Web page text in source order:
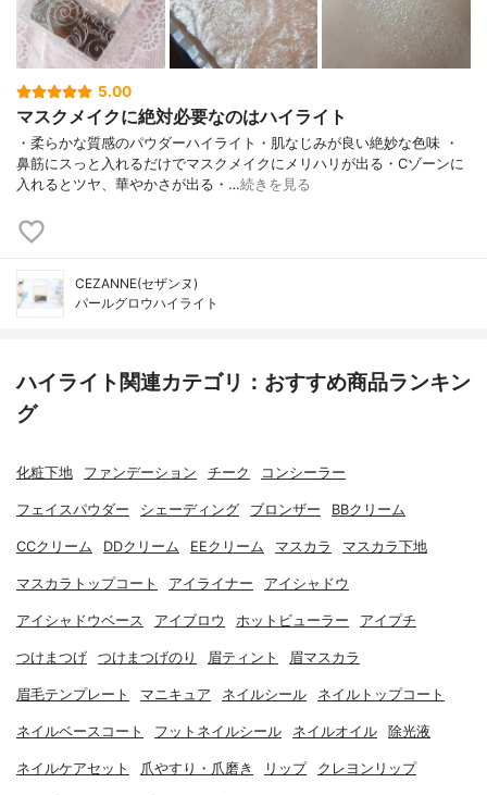
5.00
マスクメイクに絶対必要なのはハイライト
・柔らかな質感のパウダーハイライト・肌なじみが良い絶妙な色味 ・
鼻筋にスっと入れるだけでマスクメイクにメリハリが出る・Cゾーンに
入れるとツヤ、華やかさが出る・…続きを見る
CEZANNE(セザンヌ)
パールグロウハイライト
ハイライト関連カテゴリ：おすすめ商品ランキン
グ
化粧下地 ファンデーション チーク コンシーラー
フェイスパウダー シェーディング ブロンザー BBクリーム
CCクリーム DDクリーム EEクリーム マスカラ マスカラ下地
マスカラトップコート アイライナー アイシャドウ
アイシャドウベース アイブロウ ホットビューラー アイプチ
つけまつげ つけまつげのり 眉ティント 眉マスカラ
眉毛テンプレート マニキュア ネイルシール ネイルトップコート
ネイルベースコート フットネイルシール ネイルオイル 除光液
ネイルケアセット 爪やすり・爪磨き リップ クレヨンリップ